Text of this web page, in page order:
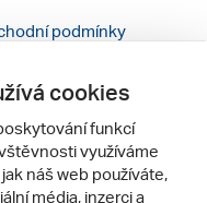
podmínky
webu pro PC
cookies
funkcí
využíváme
náš web používáte,
média, inzerci a